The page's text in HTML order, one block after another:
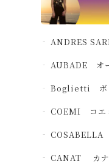
ANDRES
AUBADE オ
Boglietti ボ
COEMI コ
COSABELLA
CANAT カナ